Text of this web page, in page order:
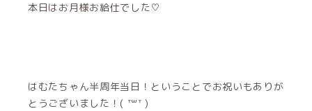
本日はお月様お給仕でした♡
はむたちゃん半周年当日！ということでお祝いもありが
とうございました！‪( ᐪ꒳ᐪ )‬